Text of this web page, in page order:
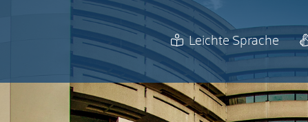
Leichte Sprache